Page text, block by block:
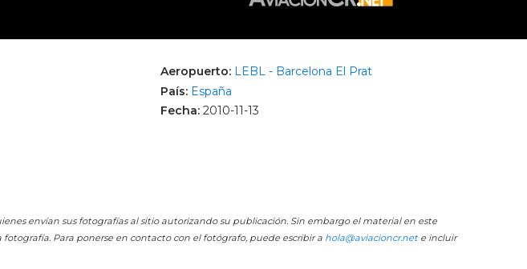
Aeropuerto: LEBL - Barcelona El Prat
País: España
Fecha: 2010-11-13
envían sus fotografías al sitio autorizando su publicación. Sin embargo el material en este
Para ponerse en contacto con el fotógrafo, puede escribir a hola@aviacioncr.nete incluir